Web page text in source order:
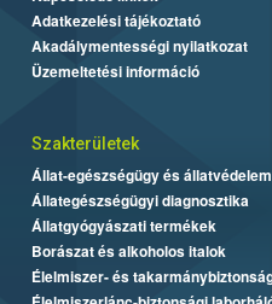
Adatkezelési tájékoztató
Akadálymentességi nyilatkozat
Üzemeltetési információ
Szakterületek
Állat-egészségügy és állatvédelem
Állategészségügyi diagnosztika
Állatgyógyászati termékek
Borászat és alkoholos italok
Élelmiszer- és